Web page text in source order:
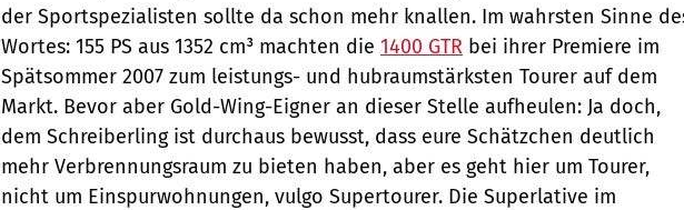
der Sportspezialisten sollte da schon mehr knallen. Im wahrsten Sinne
Wortes: 155 PS aus 1352 cm³ machten die 1400 GTR bei ihrer Premiere im
Spätsommer 2007 zum leistungs- und hubraumstärksten Tourer auf dem
Markt. Bevor aber Gold-Wing-Eigner an dieser Stelle aufheulen: Ja doch,
dem Schreiberling ist durchaus bewusst, dass eure Schätzchen deutlich
mehr Verbrennungsraum zu bieten haben, aber es geht hier um Tourer,
nicht um Einspurwohnungen, vulgo Supertourer. Die Superlative im